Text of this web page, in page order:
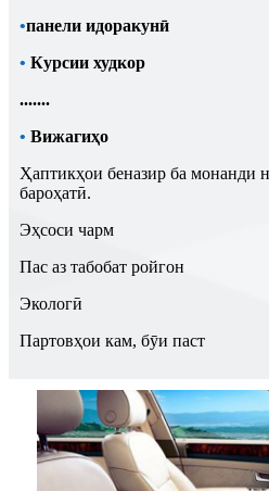
•панели идоракунӣ
• Курсии худкор
.......
• Вижагиҳо
Ҳаптикҳои беназир ба монанди
бароҳатӣ.
Эҳсоси чарм
Пас аз табобат ройгон
Экологӣ
Партовҳои кам, бӯи паст